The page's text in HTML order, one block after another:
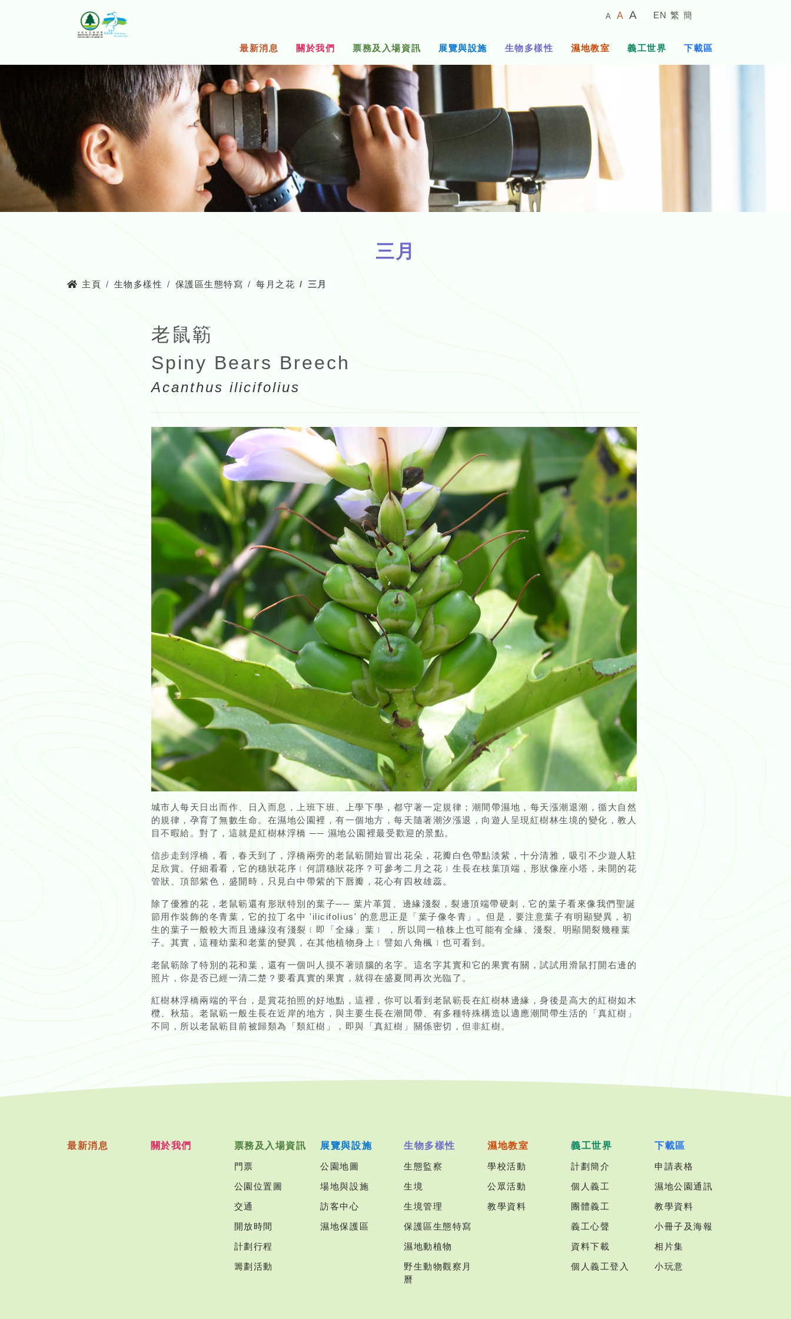
A
較
A
預
字
體
A
的
EN 繁 簡
最新消息 關於我們 票務及入場資訊 展覽與設施 生物多樣性 濕地教室 義工世界 下載區
三月
主頁 生物多樣性 保護區生態特寫 每月之花 三月
老鼠簕
Spiny Bears Breech
Acanthus ilicifolius
城市人每天日出而作、日入而息，上班下班、上學下學，都守著一定規律；潮間帶濕地，每天漲潮退潮，循大自然
的規律，孕育了無數生命。在濕地公園裡，有一個地方，每天隨著潮汐漲退，向遊人呈現紅樹林生境的變化，教人
目不暇給。對了，這就是紅樹林浮橋 ── 濕地公園裡最受歡迎的景點。
信步走到浮橋，看，春天到了，浮橋兩旁的老鼠簕開始冒出花朵，花瓣白色帶點淡紫，十分清雅，吸引不少遊人駐
足欣賞。仔細看看，它的穗狀花序﹝何謂穗狀花序？可參考二月之花﹞生長在枝葉頂端，形狀像座小塔，未開的花
管狀、頂部紫色，盛開時，只見白中帶紫的下唇瓣，花心有四枚雄蕊。
除了優雅的花，老鼠簕還有形狀特別的葉子── 葉片革質、邊緣淺裂，裂邊頂端帶硬刺，它的葉子看來像我們聖誕
節用作裝飾的冬青葉，它的拉丁名中 'ilicifolius' 的意思正是「葉子像冬青」。但是，要注意葉子有明顯變異，初
生的葉子一般較大而且邊緣沒有淺裂﹝即「全緣」葉﹞ ，所以同一植株上也可能有全緣、淺裂、明顯開裂幾種葉
子。其實，這種幼葉和老葉的變異，在其他植物身上﹝譬如八角楓﹞也可看到。
老鼠簕除了特別的花和葉，還有一個叫人摸不著頭腦的名字。這名字其實和它的果實有關，試試用滑鼠打開右邊的
照片，你是否已經一清二楚？要看真實的果實，就得在盛夏間再次光臨了。
紅樹林浮橋兩端的平台，是賞花拍照的好地點，這裡，你可以看到老鼠簕長在紅樹林邊緣，身後是高大的紅樹如木
欖、秋茄。老鼠簕一般生長在近岸的地方，與主要生長在潮間帶、有多種特殊構造以適應潮間帶生活的「真紅樹」
不同，所以老鼠簕目前被歸類為「類紅樹」，即與「真紅樹」關係密切，但非紅樹。
最新消息 關於我們 票務及入場資訊
門票
公園位置圖
交通
開放時間
計劃行程
籌劃活動
展覽與設施
公園地圖
場地與設施
訪客中心
濕地保護區
生物多樣性
生態監察
生境
生境管理
保護區生態特寫
濕地動植物
野生動物觀察月
曆
濕地教室
學校活動
公眾活動
教學資料
義工世界
計劃簡介
個人義工
團體義工
義工心聲
資料下載
個人義工登入
下載區
申請表格
濕地公園通訊
教學資料
小冊子及海報
相片集
小玩意